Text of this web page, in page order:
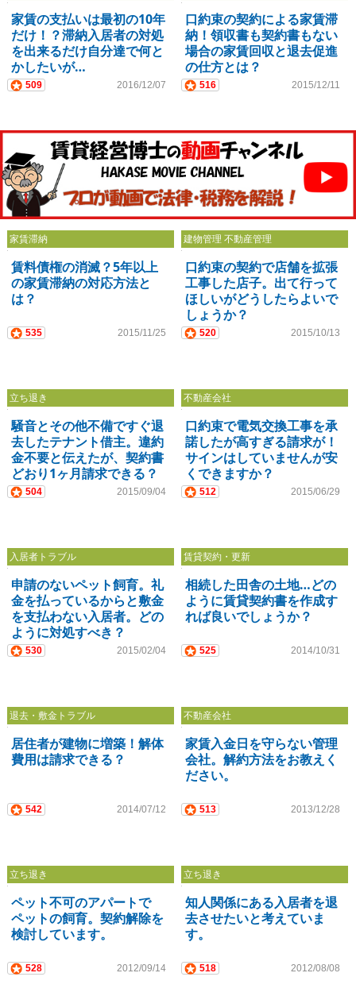
家賃の支払いは最初の10年
だけ！？滞納入居者の対処
を出来るだけ自分達で何と
かしたいが…
509 2016/12/07
口約束の契約による家賃滞
納！領収書も契約書もない
場合の家賃回収と退去促進
の仕方とは？
516 2015/12/11
家賃滞納
賃料債権の消滅？5年以上
の家賃滞納の対応方法と
は？
535 2015/11/25
建物管理 不動産管理
口約束の契約で店舗を拡張
工事した店子。出て行って
ほしいがどうしたらよいで
しょうか？
520 2015/10/13
立ち退き
騒音とその他不備ですぐ退
去したテナント借主。違約
金不要と伝えたが、契約書
どおり1ヶ月請求できる？
504 2015/09/04
不動産会社
口約束で電気交換工事を承
諾したが高すぎる請求が！
サインはしていませんが安
くできますか？
512 2015/06/29
入居者トラブル
申請のないペット飼育。礼
金を払っているからと敷金
を支払わない入居者。どの
ように対処すべき？
530 2015/02/04
賃貸契約・更新
相続した田舎の土地…どの
ように賃貸契約書を作成す
れば良いでしょうか？
525 2014/10/31
退去・敷金トラブル
居住者が建物に増築！解体
費用は請求できる？
542 2014/07/12
不動産会社
家賃入金日を守らない管理
会社。解約方法をお教えく
ださい。
513 2013/12/28
立ち退き
ペット不可のアパートで
ペットの飼育。契約解除を
検討しています。
528 2012/09/14
立ち退き
知人関係にある入居者を退
去させたいと考えていま
す。
518 2012/08/08